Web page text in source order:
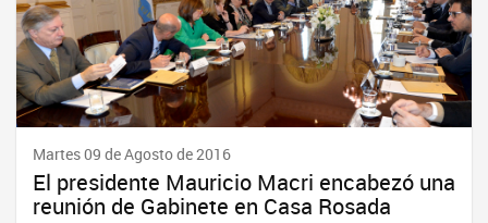
Martes 09 de Agosto de 2016
El presidente Mauricio Macri encabezó una
reunión de Gabinete en Casa Rosada